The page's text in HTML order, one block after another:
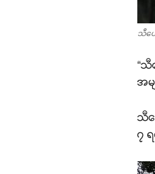
သီပ
“သီ
အမ
သီပ
၇